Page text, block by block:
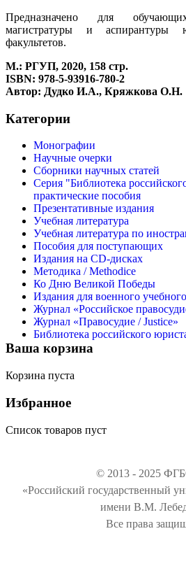
Предназначено для
магистратуры и аспирантуры
факультетов.
М.: РГУП, 2020, 158 стр.
ISBN: 978-5-93916-780-2
Автор: Дудко И.А., Кряжкова О.Н.
Категории
Монографии
Научные очерки
Сборники научных статей
Серия "Библиотека
практические пособия
Презентативные издания
Учебная литература
Учебная литература по
Пособия для поступающих
Издания на CD-дисках
Методика / Methodice
Ко Дню Великой Победы
Издания для военного
Журнал «Российское
Журнал «Правосудие / Justice»
Библиотека российского
Ваша корзина
Корзина пуста
Избранное
Список товаров пуст
© 2013 - 2025
«Российский государственный
имени В.М.
Все права